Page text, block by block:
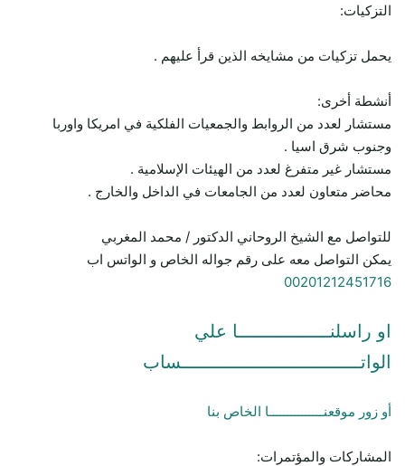
التزكيات:
يحمل تزكيات من مشايخه الذين قرأ عليهم .
أنشطة أخرى:
مستشار لعدد من الروابط والجمعيات الفلكية في امريكا واوربا
وجنوب شرق اسيا .
مستشار غير متفرغ لعدد من الهيئات الإسلامية .
محاضر متعاون لعدد من الجامعات في الداخل والخارج .
للتواصل مع الشيخ الروحاني الدكتور / محمد المغربي
يمكن التواصل معه على رقم جواله الخاص و الواتس اب
00201212451716
او راسلنـــــــــــــــــا علي
الواتـــــــــــــــــــــــــــــــــساب
أو زور موقعنـــــــــــــــا الخاص بنا
المشاركات والمؤتمرات: